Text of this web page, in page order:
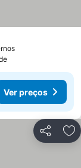
Ver preços
Partilhar